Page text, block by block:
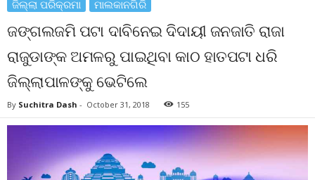
ଜିଲ୍ଲା ପରିକ୍ରମା ମାଲକାନଗିରି
ଜଙ୍ଗଲଜମି ପଟା ଦାବିନେଇ ଦିଦାୟୀ ଜନଜାତି ରାଜା
ରାଜୁଡାଙ୍କ ଅମଳରୁ ପାଇଥିବା କାଠ ହାତପଟା ଧରି
ଜିଲ୍ଲାପାଳଙ୍କୁ ଭେଟିଲେ
By Suchitra Dash - October 31, 2018 155